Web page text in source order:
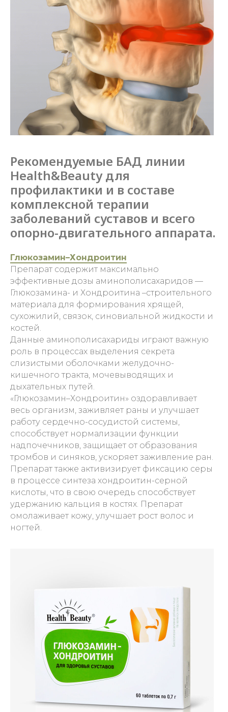
Рекомендуемые БАД линии
Health&Beauty для
профилактики и в составе
комплексной терапии
заболеваний суставов и всего
опорно-двигательного аппарата.
Глюкозамин–Хондроитин
Препарат содержит максимально
эффективные дозы аминополисахаридов —
Глюкозамина- и Хондроитина –строительного
материала для формирования хрящей,
сухожилий, связок, синовиальной жидкости и
костей.
Данные аминополисахариды играют важную
роль в процессах выделения секрета
слизистыми оболочками желудочно-
кишечного тракта, мочевыводящих и
дыхательных путей.
«Глюкозамин–Хондроитин» оздоравливает
весь организм, заживляет раны и улучшает
работу сердечно-сосудистой системы,
способствует нормализации функции
надпочечников, защищает от образования
тромбов и синяков, ускоряет заживление ран.
Препарат также активизирует фиксацию серы
в процессе синтеза хондроитин-серной
кислоты, что в свою очередь способствует
удержанию кальция в костях. Препарат
омолаживает кожу, улучшает рост волос и
ногтей.